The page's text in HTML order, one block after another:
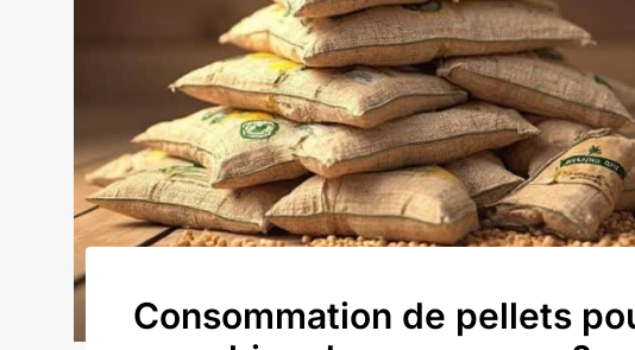
Consommation de pellets